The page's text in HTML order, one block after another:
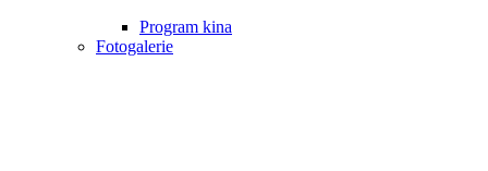
Program kina
Fotogalerie